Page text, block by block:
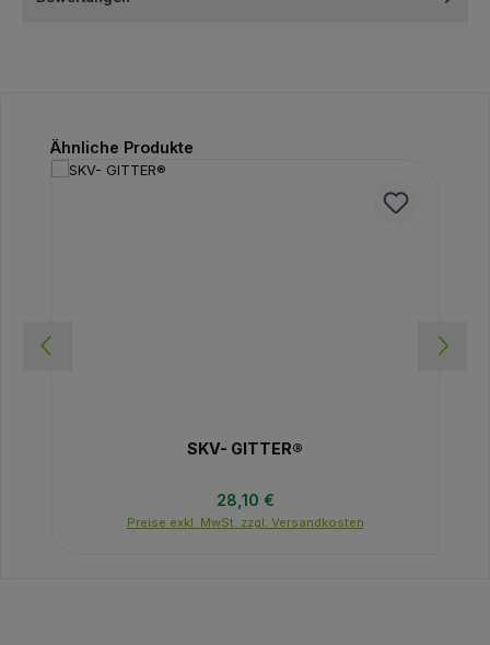
Produktgalerie überspringen
Ähnliche Produkte
SKV- GITTER®
Regulärer Preis:
28,10 €
Preise exkl. MwSt. zzgl. Versandkosten